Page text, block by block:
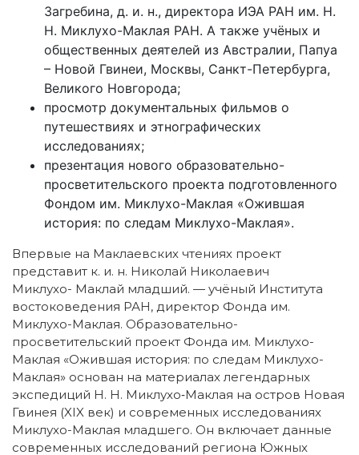
Загребина, д. и. н., директора ИЭА РАН им. Н.
Н. Миклухо-Маклая РАН. А также учёных и
общественных деятелей из Австралии, Папуа
– Новой Гвинеи, Москвы, Санкт-Петербурга,
Великого Новгорода;
просмотр документальных фильмов о
путешествиях и этнографических
исследованиях;
презентация нового образовательно-
просветительского проекта подготовленного
Фондом им. Миклухо-Маклая «Ожившая
история: по следам Миклухо-Маклая».
Впервые на Маклаевских чтениях проект
представит к. и. н. Николай Николаевич
Миклухо- Маклай младший. — учёный Института
востоковедения РАН, директор Фонда им.
Миклухо-Маклая. Образовательно-
просветительский проект Фонда им. Миклухо-
Маклая «Ожившая история: по следам Миклухо-
Маклая» основан на материалах легендарных
экспедиций Н. Н. Миклухо‑Маклая на остров Новая
Гвинея (XIX век) и современных исследованиях
Миклухо-Маклая младшего. Он включает данные
современных исследований региона Южных